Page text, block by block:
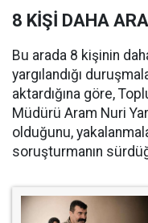
8 KİŞİ DAHA
Bu arada 8 kişinin
yargılandığı
aktardığına göre,
Müdürü Aram Nuri
olduğunu,
soruşturmanın